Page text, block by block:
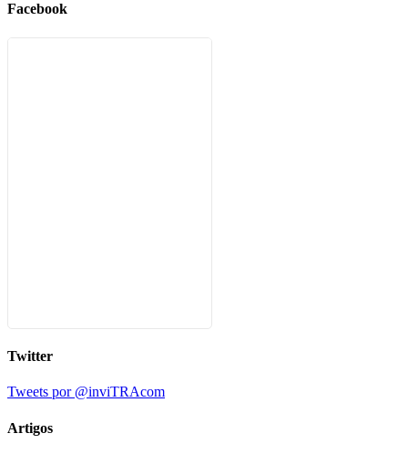
Facebook
Twitter
Tweets por @inviTRAcom
Artigos